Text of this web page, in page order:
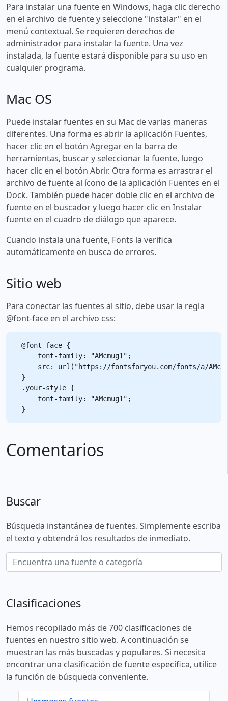
Para instalar una fuente en Windows, haga clic derecho
en el archivo de fuente y seleccione "instalar" en el
menú contextual. Se requieren derechos de
administrador para instalar la fuente. Una vez
instalada, la fuente estará disponible para su uso en
cualquier programa.
Mac OS
Puede instalar fuentes en su Mac de varias maneras
diferentes. Una forma es abrir la aplicación Fuentes,
hacer clic en el botón Agregar en la barra de
herramientas, buscar y seleccionar la fuente, luego
hacer clic en el botón Abrir. Otra forma es arrastrar el
archivo de fuente al ícono de la aplicación Fuentes en el
Dock. También puede hacer doble clic en el archivo de
fuente en el buscador y luego hacer clic en Instalar
fuente en el cuadro de diálogo que aparece.
Cuando instala una fuente, Fonts la verifica
automáticamente en busca de errores.
Sitio web
Para conectar las fuentes al sitio, debe usar la regla
@font-face en el archivo css:
@font-face {
    font-family: "AMcmug1";
src: url("https://fontsforyou.com/fonts/a/
}
.your-style {
    font-family: "AMcmug1";
Comentarios
Buscar
Búsqueda instantánea de fuentes. Simplemente escriba
el texto y obtendrá los resultados de inmediato.
Clasificaciones
Hemos recopilado más de 700 clasificaciones de
fuentes en nuestro sitio web. A continuación se
muestran las más buscadas y populares. Si necesita
encontrar una clasificación de fuente específica, utilice
la función de búsqueda conveniente.